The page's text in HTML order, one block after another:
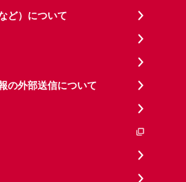
ど）について
の外部送信について